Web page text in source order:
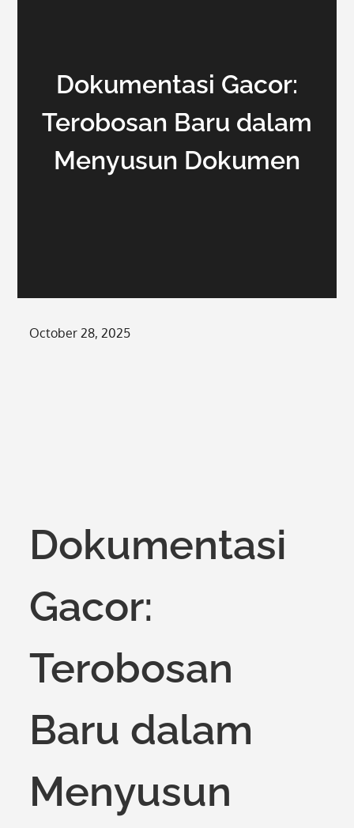
Dokumentasi Gacor:
Terobosan Baru dalam
Menyusun Dokumen
Posted
October 28, 2025
Dokumentasi
Gacor:
Terobosan
Baru dalam
Menyusun